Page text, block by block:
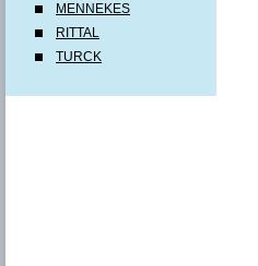
MENNEKES
RITTAL
TURCK